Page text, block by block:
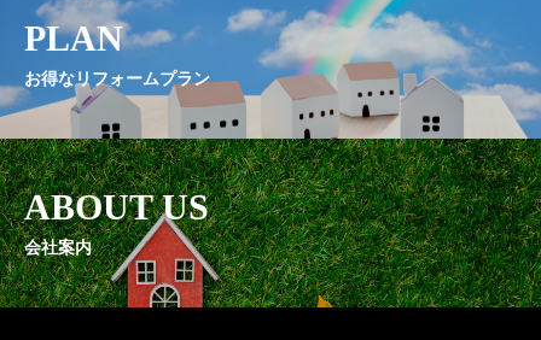
COMPANY
会社概要
NEWS
最新情報
Q&A
よくあるご質問
ENTRY
PLAN
お得なリフォームプラン
ABOUT US
会社案内